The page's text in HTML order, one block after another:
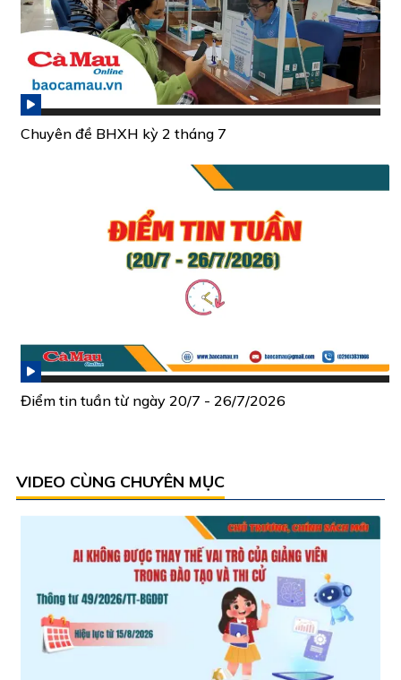
Chuyên đề BHXH kỳ 2 tháng 7
Điểm tin tuần từ ngày 20/7 - 26/7/2026
VIDEO CÙNG CHUYÊN MỤC